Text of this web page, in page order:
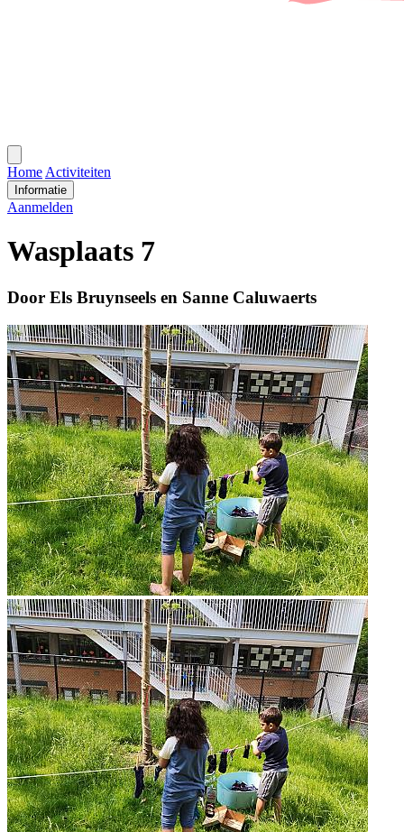
menu
Home Activiteiten
Informatie
Aanmelden
Wasplaats 7
Door Els Bruynseels en Sanne Caluwaerts